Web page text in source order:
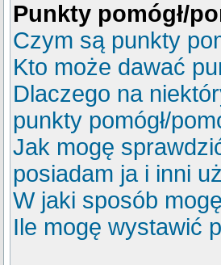
Punkty pomógł/
Czym są punkty
Kto może dawać
Dlaczego na
punkty pomógł/
Jak mogę
posiadam ja i inni
W jaki sposób
Ile mogę wystawić